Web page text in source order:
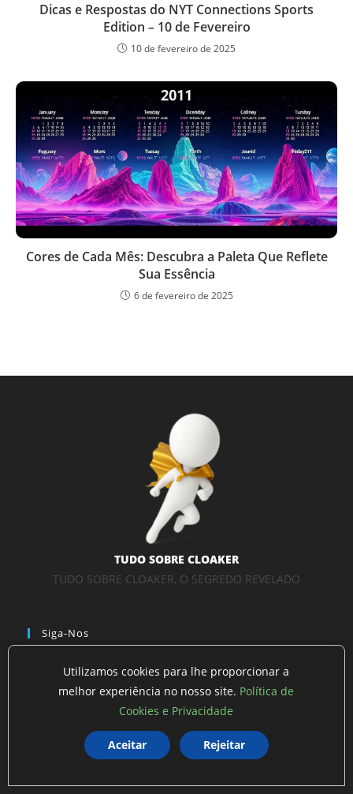
Dicas e Respostas do NYT Connections Sports
Edition – 10 de Fevereiro
10 de fevereiro de 2025
Cores de Cada Mês: Descubra a Paleta Que Reflete
Sua Essência
6 de fevereiro de 2025
TUDO SOBRE CLOAKER
TUDO SOBRE CLOAKER, O SEGREDO REVELADO
Siga-Nos
aba
em
uma
aba
Abre
em
uma
aba
Abre
em
uma
aba
Abre
em
uma
aba
aba
Abre
Utilizamos cookies para lhe proporcionar a
melhor experiência no nosso site. Política de
Cookies e Privacidade
Aceitar Rejeitar